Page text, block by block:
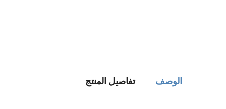
الوصف تفاصيل المنتج